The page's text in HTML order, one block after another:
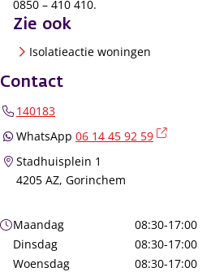
0850 – 410 410.
Zie ook
Isolatieactie woningen
Contact
140183
WhatsApp 06 14 45 92 59
Stadhuisplein 1
4205 AZ, Gorinchem
Openingstijden
Maandag
08:30-17:00
Dinsdag
08:30-17:00
Woensdag
08:30-17:00